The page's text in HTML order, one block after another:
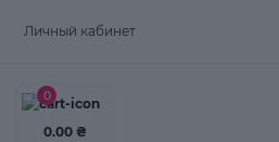
Личный кабинет
0
0.00 ₴